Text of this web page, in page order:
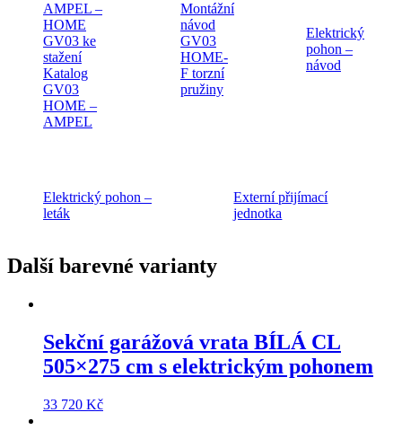
Katalog
GV03
HOME –
AMPEL
Montážní
návod
GV03
HOME-
F torzní
pružiny
Elektrický
pohon –
návod
Elektrický pohon –
leták
Externí přijímací
jednotka
Další barevné varianty
Sekční garážová vrata BÍLÁ CL
505×275 cm s elektrickým pohonem
33 720 Kč